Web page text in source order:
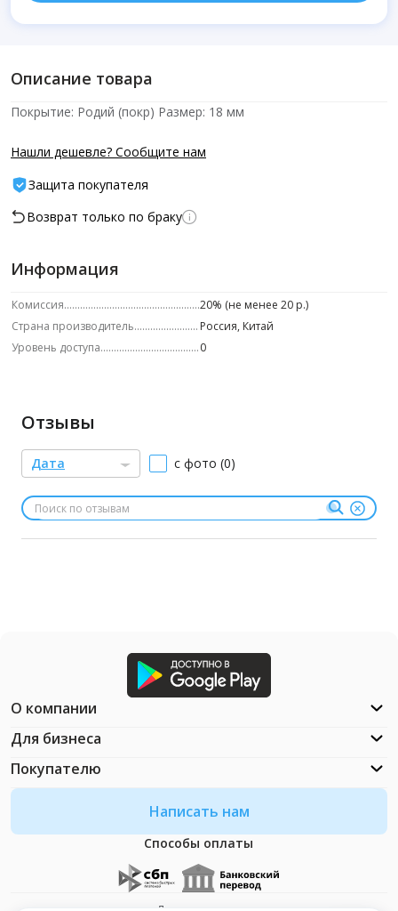
Описание товара
Покрытие: Родий (покр) Размер: 18 мм
Нашли дешевле? Сообщите нам
Защита покупателя
Возврат только по браку
Информация
Комиссия
20% (не менее 20 р.)
Страна производитель
Россия, Китай
Уровень доступа
0
Отзывы
Дата с фото (0)
Написать нам
Способы оплаты
О компании
Для бизнеса
Покупателю